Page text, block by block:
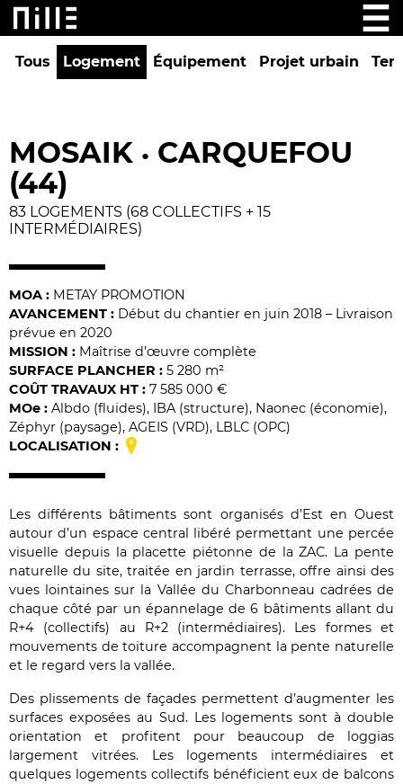
Tous Logement Équipement Projet urbain
MOSAIK • CARQUEFOU
(44)
83 LOGEMENTS (68 COLLECTIFS + 15
INTERMÉDIAIRES)
MOA : METAY PROMOTION
AVANCEMENT : Début du chantier en juin 2018 – Livraison
prévue en 2020
MISSION : Maîtrise d’œuvre complète
SURFACE PLANCHER : 5 280 m²
COÛT TRAVAUX HT : 7 585 000 €
MOe : Albdo (fluides), IBA (structure), Naonec (économie),
Zéphyr (paysage), AGEIS (VRD), LBLC (OPC)
LOCALISATION :
Les différents bâtiments sont organisés d’Est en Ouest
autour d’un espace central libéré permettant une percée
visuelle depuis la placette piétonne de la ZAC. La pente
naturelle du site, traitée en jardin terrasse, offre ainsi des
vues lointaines sur la Vallée du Charbonneau cadrées de
chaque côté par un épannelage de 6 bâtiments allant du
R+4 (collectifs) au R+2 (intermédiaires). Les formes et
mouvements de toiture accompagnent la pente naturelle
et le regard vers la vallée.
Des plissements de façades permettent d’augmenter les
surfaces exposées au Sud. Les logements sont à double
orientation et profitent pour beaucoup de loggias
largement vitrées. Les logements intermédiaires et
quelques logements collectifs bénéficient eux de balcons